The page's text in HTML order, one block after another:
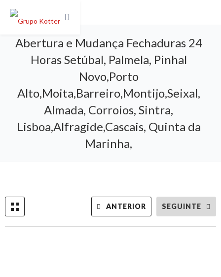
Abertura e Mudança Fechaduras 24
Horas Setúbal, Palmela, Pinhal
Novo,Porto
Alto,Moita,Barreiro,Montijo,Seixal,
Almada, Corroios, Sintra,
Lisboa,Alfragide,Cascais, Quinta da
Marinha,
SEGUINTE
ANTERIOR